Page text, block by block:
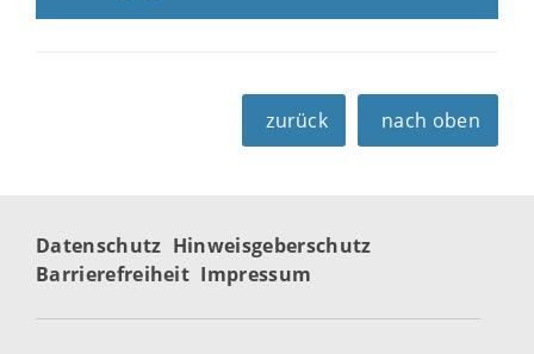
zurück nach oben
Datenschutz Hinweisgeberschutz
Barrierefreiheit Impressum